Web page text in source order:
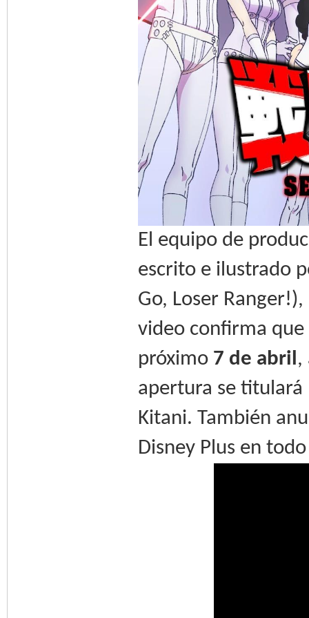
El equipo de
escrito e ilustrado
Go, Loser
video confirma
próximo 7 de abril,
apertura se titulará
Kitani. También
Disney Plus en